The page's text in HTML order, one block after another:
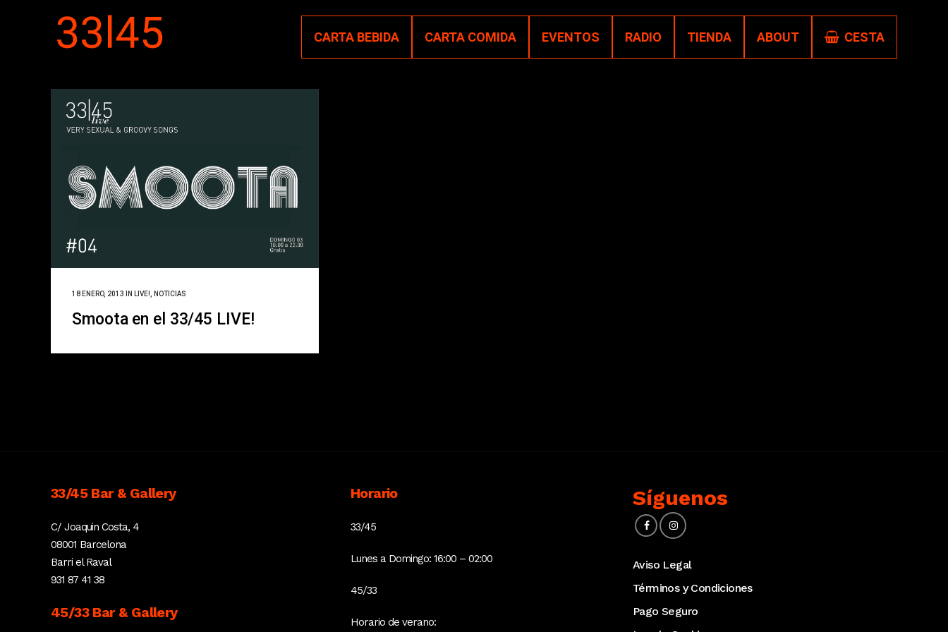
CARTA BEBIDA CARTA COMIDA EVENTOS RADIO TIENDA ABOUT CESTA
18 ENERO, 2013 IN LIVE! NOTICIAS
Smoota en el 33/45 LIVE!
33/45 Bar & Gallery
C/ Joaquin Costa, 4
08001 Barcelona
Barri el Raval
931 87 41 38
45/33 Bar & Gallery
Horario
33/45
Lunes a Domingo: 16:00 – 02:00
45/33
Horario de verano:
Síguenos
Aviso Legal
Términos y Condiciones
Pago Seguro